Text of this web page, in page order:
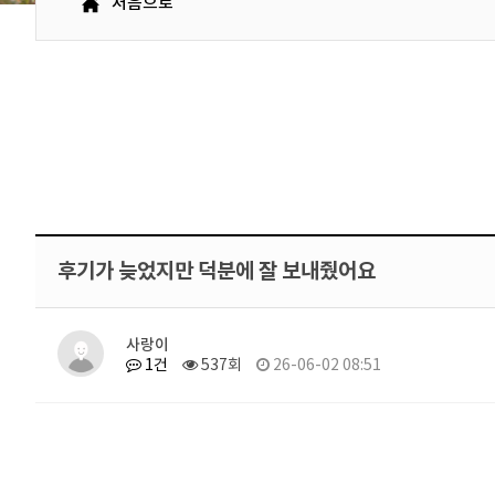
처음으로
후기가 늦었지만 덕분에 잘 보내줬어요
사랑이
1건 537회 26-06-02 08:51